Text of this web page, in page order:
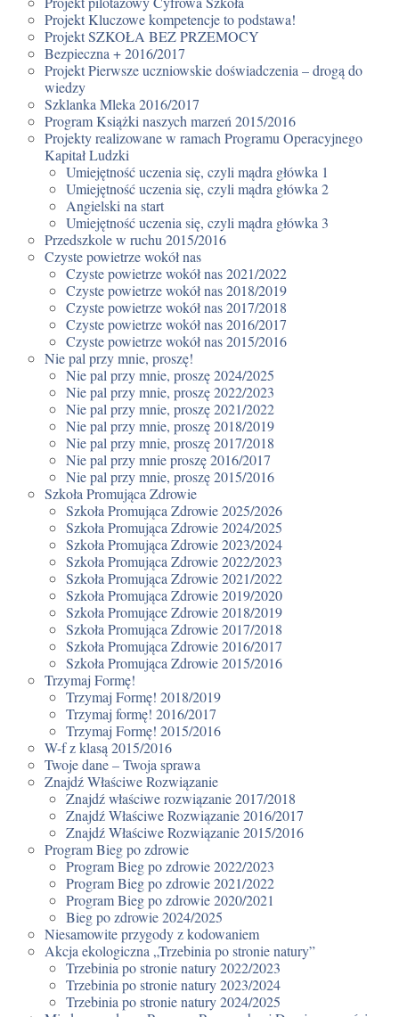
Projekt Kluczowe kompetencje to podstawa!
Projekt SZKOŁA BEZ PRZEMOCY
Bezpieczna + 2016/2017
Projekt Pierwsze uczniowskie doświadczenia – drogą do
wiedzy
Szklanka Mleka 2016/2017
Program Książki naszych marzeń 2015/2016
Projekty realizowane w ramach Programu Operacyjnego
Kapitał Ludzki
Umiejętność uczenia się, czyli mądra główka 1
Umiejętność uczenia się, czyli mądra główka 2
Angielski na start
Umiejętność uczenia się, czyli mądra główka 3
Przedszkole w ruchu 2015/2016
Czyste powietrze wokół nas
Czyste powietrze wokół nas 2021/2022
Czyste powietrze wokół nas 2018/2019
Czyste powietrze wokół nas 2017/2018
Czyste powietrze wokół nas 2016/2017
Czyste powietrze wokół nas 2015/2016
Nie pal przy mnie, proszę!
Nie pal przy mnie, proszę 2024/2025
Nie pal przy mnie, proszę 2022/2023
Nie pal przy mnie, proszę 2021/2022
Nie pal przy mnie, proszę 2018/2019
Nie pal przy mnie, proszę 2017/2018
Nie pal przy mnie proszę 2016/2017
Nie pal przy mnie, proszę 2015/2016
Szkoła Promująca Zdrowie
Szkoła Promująca Zdrowie 2025/2026
Szkoła Promująca Zdrowie 2024/2025
Szkoła Promująca Zdrowie 2023/2024
Szkoła Promująca Zdrowie 2022/2023
Szkoła Promująca Zdrowie 2021/2022
Szkoła Promująca Zdrowie 2019/2020
Szkoła Promujące Zdrowie 2018/2019
Szkoła Promująca Zdrowie 2017/2018
Szkoła Promująca Zdrowie 2016/2017
Szkoła Promująca Zdrowie 2015/2016
Trzymaj Formę!
Trzymaj Formę! 2018/2019
Trzymaj formę! 2016/2017
Trzymaj Formę! 2015/2016
W-f z klasą 2015/2016
Twoje dane – Twoja sprawa
Znajdź Właściwe Rozwiązanie
Znajdź właściwe rozwiązanie 2017/2018
Znajdź Właściwe Rozwiązanie 2016/2017
Znajdź Właściwe Rozwiązanie 2015/2016
Program Bieg po zdrowie
Program Bieg po zdrowie 2022/2023
Program Bieg po zdrowie 2021/2022
Program Bieg po zdrowie 2020/2021
Bieg po zdrowie 2024/2025
Niesamowite przygody z kodowaniem
Akcja ekologiczna „Trzebinia po stronie natury”
Trzebinia po stronie natury 2022/2023
Trzebinia po stronie natury 2023/2024
Trzebinia po stronie natury 2024/2025